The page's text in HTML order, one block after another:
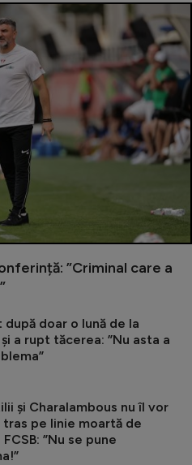
”Criminal care a
doar o lună de la
a rupt tăcerea: ”Nu asta a
și Charalambous nu îl vor
tras pe linie moartă de
”Nu se pune